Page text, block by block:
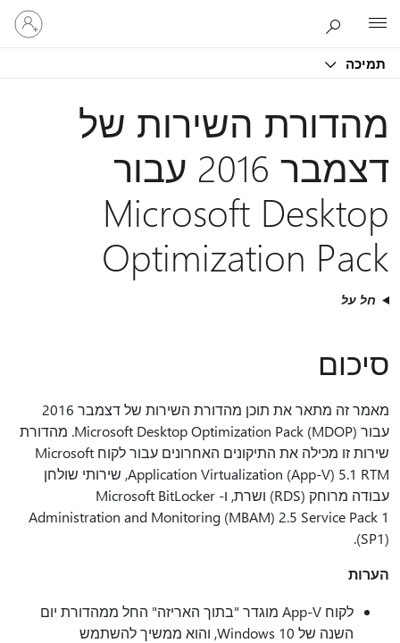
תמיכה
היכנס
לחשבון
שלך
מהדורת השירות של
דצמבר 2016 עבור
Microsoft Desktop
Optimization Pack
חל על
סיכום
מאמר זה מתאר את תוכן מהדורת השירות של דצמבר 2016
עבור Microsoft Desktop Optimization Pack (MDOP). מהדורת
שירות זו מכילה את התיקונים האחרונים עבור לקוח Microsoft
Application Virtualization (App-V) 5.1 RTM, שירותי שולחן
עבודה מרוחק (RDS) ושרת, ו- Microsoft BitLocker
Administration and Monitoring (MBAM) 2.5 Service Pack 1
(SP1).
הערות
לקוח App-V מוגדר "בתוך האריזה" החל ממהדורת יום
השנה של Windows 10, והוא ממשיך להשתמש